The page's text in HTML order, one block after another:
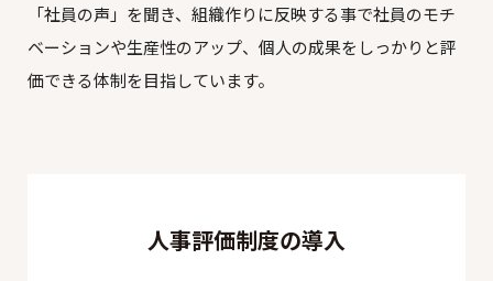
「社員の声」を聞き、組織作りに反映する事で社員のモチ
ベーションや生産性のアップ、個人の成果をしっかりと評
価できる体制を目指しています。
人事評価制度の導入